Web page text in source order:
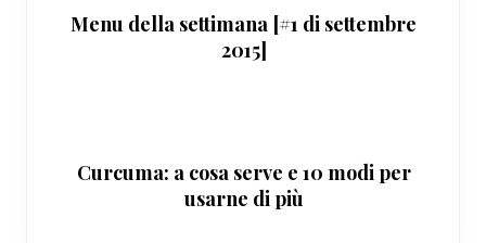
Menu della settimana [#1 di settembre
2015]
Curcuma: a cosa serve e 10 modi per
usarne di più